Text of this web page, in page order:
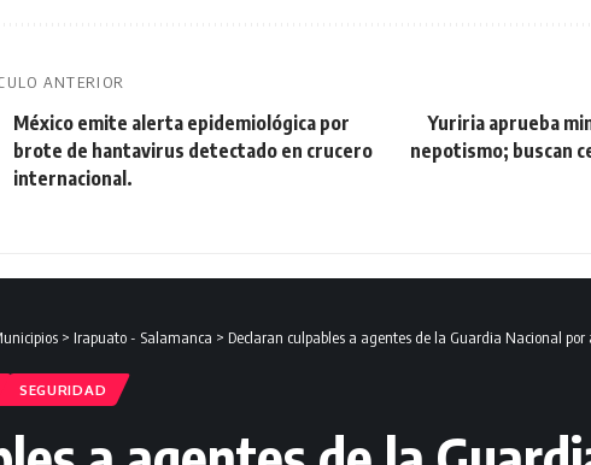
ANTERIOR
México emite alerta epidemiológica por
brote de hantavirus detectado en crucero
internacional.
Yuriria aprueba
nepotismo; buscan
> Irapuato - Salamanca > Declaran culpables a agentes de la Guardia Nacional
SEGURIDAD